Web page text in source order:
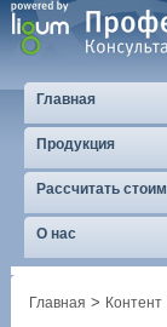
Главная
Продукция
Рассчитать
О нас
Главная > Контент